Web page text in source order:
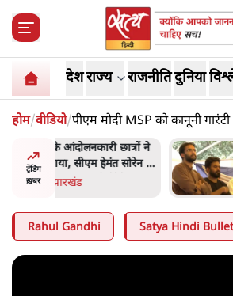
देशराज्य राजनीतिदुनिया
होम/वीडियो/पीएम मोदी MSP को कानूनी
ट्रेंडिंग
ख़बर
ने
सोरेन का
कॉकरोच
देशव्यापी
'क्या बोलती
4 Min.देश
Rahul Gandhi Satya Hindi